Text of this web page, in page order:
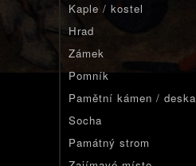
Kaple / kostel
Hrad
Zámek
Pomník
Pamětní kámen / deska
Socha
Památný strom